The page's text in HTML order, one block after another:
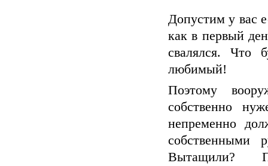
Допустим у вас
как в первый
свалялся.
любимый!
Поэтому
собственно
непременно
собственными
Вытащили?